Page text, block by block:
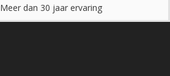
Meer dan 30 jaar ervaring